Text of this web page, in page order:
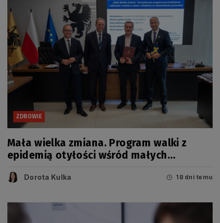
ZDROWIE
Mała wielka zmiana. Program walki z
epidemią otyłości wśród małych
Dorota Kulka 18 dni temu